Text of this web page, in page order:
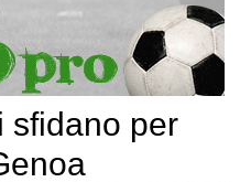
sfidano per